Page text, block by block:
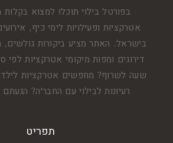
בפורטל בילוי תוכלו למצוא בקלות
אטרקציות ופעילויות לימי כיף,
בישראל. האתר מציע ביקורות גולשים,
דירוגים ומפות מיקומי אטרקציות לפי
שעה לשרוף? מחפשים אטרקציות
רעיונות לבילוי עם החבר'ה? הגעתם
תפריט